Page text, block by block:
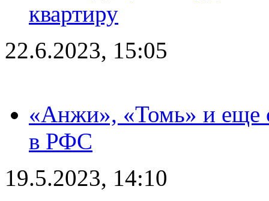
квартиру
22.6.2023, 15:05
«Анжи», «Томь» и еще
в РФС
19.5.2023, 14:10